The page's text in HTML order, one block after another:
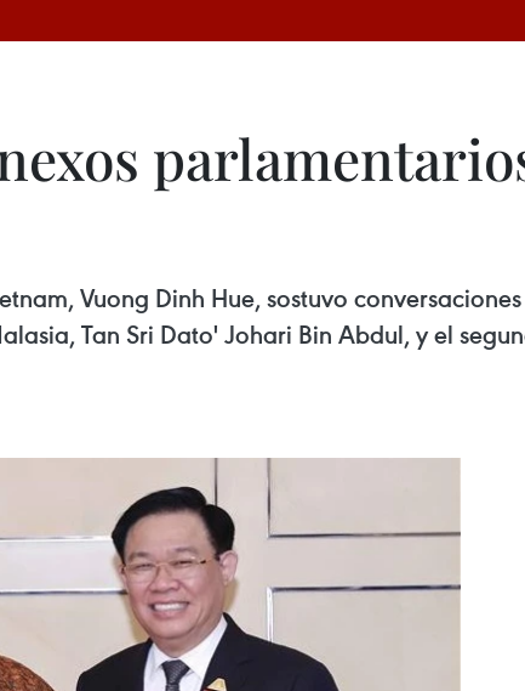
Vuong Dinh Hue, sostuvo
Tan Sri Dato' Johari Bin Abdul, y el